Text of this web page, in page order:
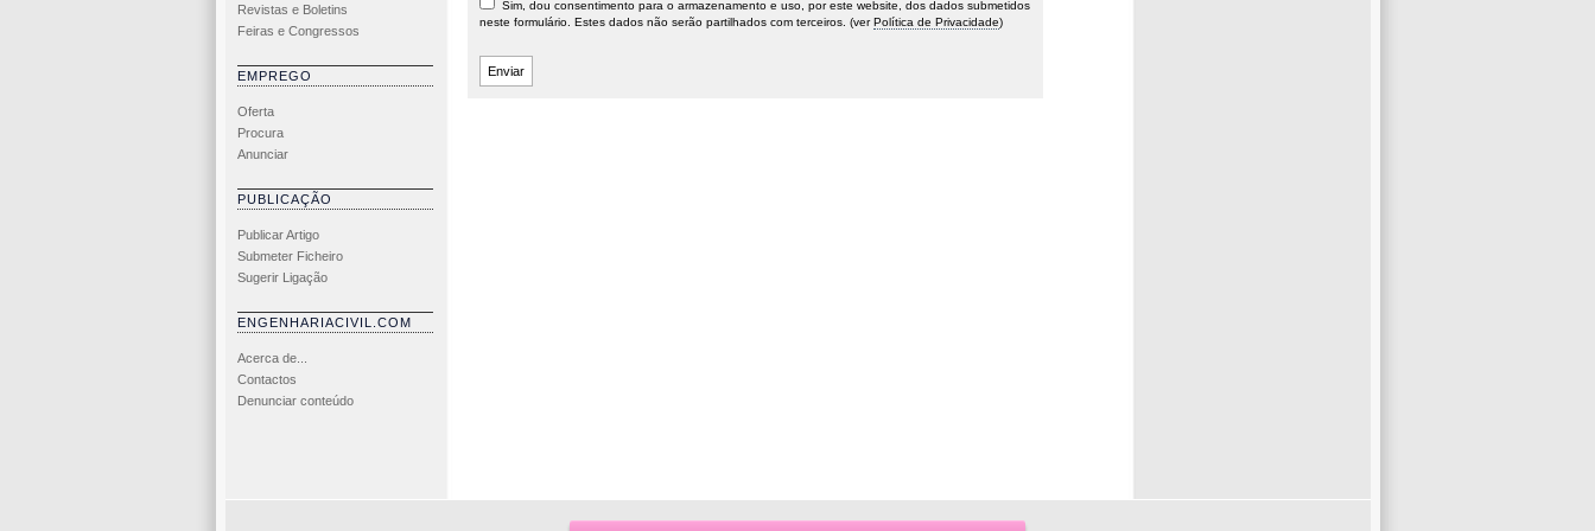
Revistas e Boletins
Feiras e Congressos
EMPREGO
Oferta
Procura
Anunciar
PUBLICAÇÃO
Publicar Artigo
Submeter Ficheiro
Sugerir Ligação
ENGENHARIACIVIL.COM
Acerca de...
Contactos
Denunciar conteúdo
Sim, dou consentimento para o armazenamento e uso, por este website, dos dados submetidos
neste formulário. Estes dados não serão partilhados com terceiros. (verPolítica de Privacidade)